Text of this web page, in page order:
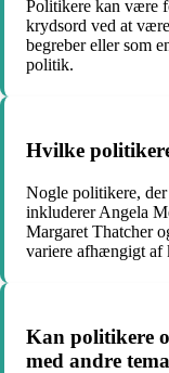
Politikere kan være
krydsord ved at
begreber eller som
politik.
Hvilke
Nogle politikere,
inkluderer Angela
Margaret Thatcher
variere afhængigt af
Kan politikere
med andre